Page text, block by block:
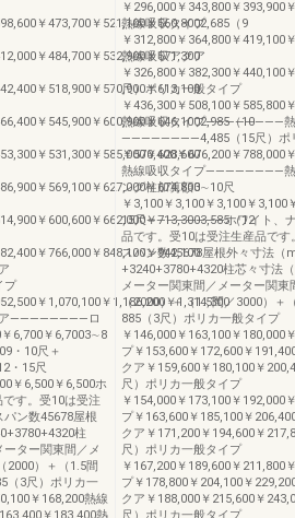
￥473,700￥521,100￥560,8002,685（9
￥484,700￥532,900￥571,300
￥518,900￥570,900￥613,100
￥545,900￥600,900￥646,1002,985（10
￥531,300￥585,000￥628,600
￥569,100￥627,000￥674,800
￥600,600￥662,000￥713,3003,585（12
￥766,000￥848,100￥942,100
プ
￥1,070,100￥1,186,200￥1,314,300
ア――――――――ロ
6,700￥6,7003∼8
・10尺＋
・15尺
￥6,500￥6,500ホ
す。受10は受注
ン数45678屋根
柱
ター関東間／メ
2000）＋（1.5間
（3尺）ポリカ一
￥168,200熱線
￥183,400熱
￥296,000￥343,800￥393,900
熱線吸収タイプ
￥312,800￥364,800￥419,100
熱線吸収アクア
￥326,800￥382,300￥440,100
尺）ポリカ一般タイプ
￥436,300￥508,100￥585,800
熱線吸収タイプ――――――――熱
――――――――4,485（15尺）ポ
￥570,400￥676,200￥788,000
熱線吸収タイプ――――――――
ング柱加算額3∼10尺
￥3,100￥3,100￥3,100￥3,100
15尺――――――――ホワイト、ナ
品です。受10は受注生産品で
スパン数45678屋根外々寸法（
+3240+3780+4320柱芯々寸
メーター関東間／メーター関
（2000）＋（1.5間／3000）＋
885（3尺）ポリカ一般タイプ
￥146,000￥163,100￥180,000
プ￥153,600￥172,600￥
クア￥159,600￥180,100￥
尺）ポリカ一般タイプ
￥154,000￥173,100￥192,000
プ￥163,600￥185,100￥
クア￥171,200￥194,600￥
尺）ポリカ一般タイプ
￥167,200￥189,600￥211,800
プ￥178,800￥204,100￥
クア￥188,000￥215,600￥
尺）ポリカ一般タイプ